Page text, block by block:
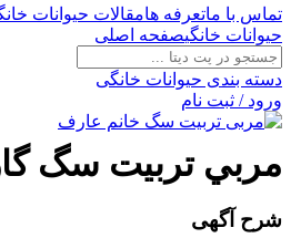
تماس با ماتعرفه هامقالات حیوانات
حیوانات خانگیصفحه اصلی
دسته بندی حیوانات خانگی
ورود / ثبت نام
مربي تربيت سگ
شرح آگهی